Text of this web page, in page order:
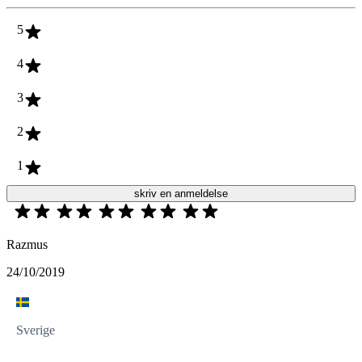
5
4
3
2
1
skriv en anmeldelse
Razmus
24/10/2019
Sverige